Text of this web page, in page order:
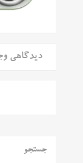
دیدگاهی
جستجو